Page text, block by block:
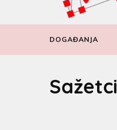
DOGAĐANJA
Sažetci